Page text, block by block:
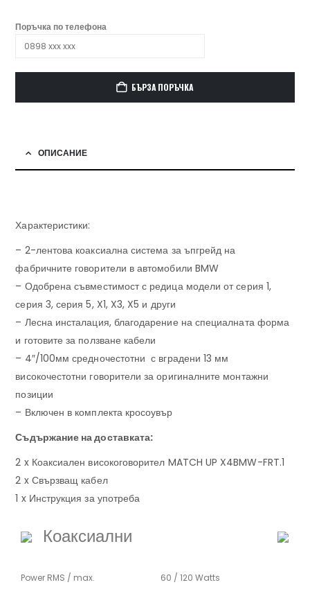
Поръчка по телефона
БЪРЗА ПОРЪЧКА
ОПИСАНИЕ
Характеристики:
– 2-лентова коаксиална система за ъпгрейд на
фабричните говорители в автомобили BMW
– Одобрена съвместимост с редица модели от серия 1,
серия 3, серия 5, X1, X3, X5 и други
– Лесна инсталация, благодарение на специалната форма
и готовите за ползване кабели
– 4″/100мм средночестотни с вградени 13 мм
високочестотни говорители за оригиналните монтажни
позиции
– Включен в комплекта кросоувър
Съдържание на доставката:
2 x Коаксиален високоговорител MATCH UP X4BMW-FRT.1
2 x Свързващ кабел
1 x Инструкция за употреба
Коаксиални
Power RMS / max. 60 / 120 Watts